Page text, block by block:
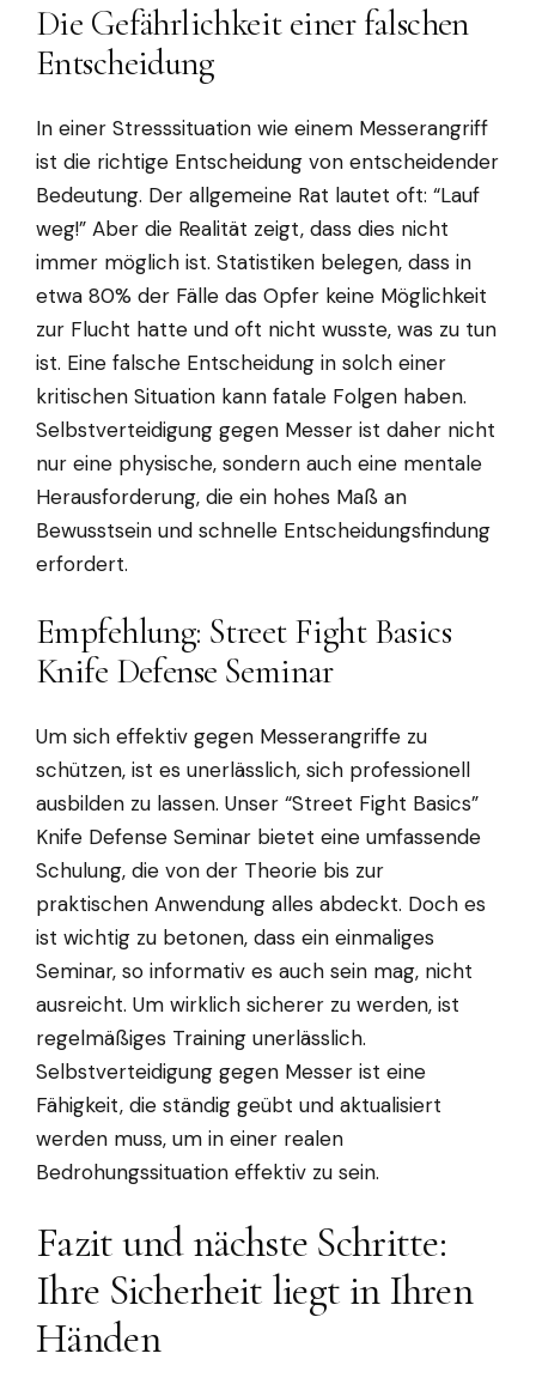
Die Gefährlichkeit einer falschen
Entscheidung
In einer Stresssituation wie einem Messerangriff
ist die richtige Entscheidung von entscheidender
Bedeutung. Der allgemeine Rat lautet oft: “Lauf
weg!” Aber die Realität zeigt, dass dies nicht
immer möglich ist. Statistiken belegen, dass in
etwa 80% der Fälle das Opfer keine Möglichkeit
zur Flucht hatte und oft nicht wusste, was zu tun
ist. Eine falsche Entscheidung in solch einer
kritischen Situation kann fatale Folgen haben.
Selbstverteidigung gegen Messer ist daher nicht
nur eine physische, sondern auch eine mentale
Herausforderung, die ein hohes Maß an
Bewusstsein und schnelle Entscheidungsfindung
erfordert.
Empfehlung: Street Fight Basics
Knife Defense Seminar
Um sich effektiv gegen Messerangriffe zu
schützen, ist es unerlässlich, sich professionell
ausbilden zu lassen. Unser “Street Fight Basics”
Knife Defense Seminar bietet eine umfassende
Schulung, die von der Theorie bis zur
praktischen Anwendung alles abdeckt. Doch es
ist wichtig zu betonen, dass ein einmaliges
Seminar, so informativ es auch sein mag, nicht
ausreicht. Um wirklich sicherer zu werden, ist
regelmäßiges Training unerlässlich.
Selbstverteidigung gegen Messer ist eine
Fähigkeit, die ständig geübt und aktualisiert
werden muss, um in einer realen
Bedrohungssituation effektiv zu sein.
Fazit und nächste Schritte:
Ihre Sicherheit liegt in Ihren
Händen